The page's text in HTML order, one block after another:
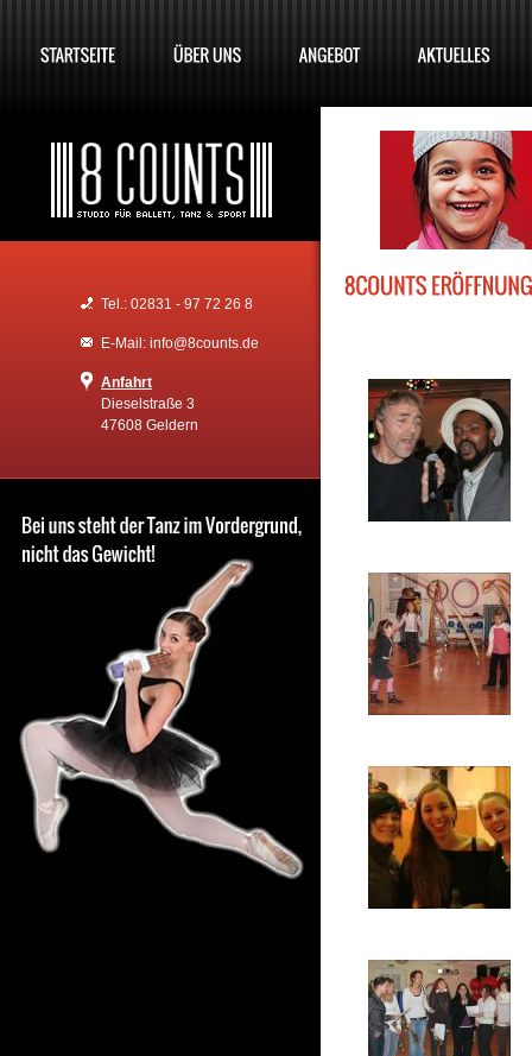
Tel.: 02831 - 97 72 26 8
E-Mail: info@8counts.de
Anfahrt
Dieselstraße 3
47608 Geldern